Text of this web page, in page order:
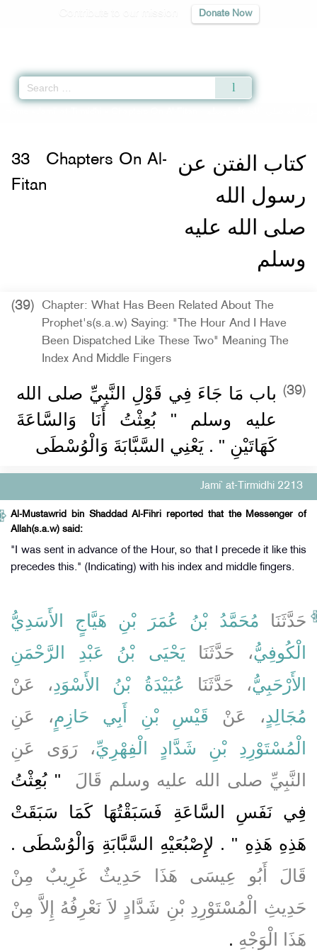
Donate Now
كتاب الفتن عن
رسول الله
صلى الله عليه
وسلم
33
Chapters On Al-
Fitan
(39)
Chapter: What Has Been Related About The
Prophet's(s.a.w) Saying: "The Hour And I Have
Been Dispatched Like These Two" Meaning The
Index And Middle Fingers
(39)
باب مَا جَاءَ فِي قَوْلِ النَّبِيِّ صلى الله
عليه وسلم ‏"‏ بُعِثْتُ أَنَا وَالسَّاعَةَ
كَهَاتَيْنِ ‏"‏ ‏.‏ يَعْنِي السَّبَّابَةَ وَالْوُسْطَى
Jami` at-Tirmidhi 2213
Al-Mustawrid bin Shaddad Al-Fihri reported that the Messenger of
Allah(s.a.w) said:
"I was sent in advance of the Hour, so that I precede it like this
precedes this." (Indicating) with his index and middle fingers.
حَدَّثَنَا مُحَمَّدُ بْنُ عُمَرَ بْنِ هَيَّاجٍ الأَسَدِيُّ
الْكُوفِيُّ، حَدَّثَنَايَحْيَى بْنُ عَبْدِ الرَّحْمَنِ
الأَرْحَبِيُّ، حَدَّثَنَا عُبَيْدَةُ بْنُ الأَسْوَدِ، عَنْ
مُجَالِدٍ، عَنْ قَيْسِ بْنِ أَبِي حَازِمٍ، عَنِ
الْمُسْتَوْرِدِ بْنِ شَدَّادٍ الْفِهْرِيِّ، رَوَى عَنِ
النَّبِيِّ صلى الله عليه وسلم قَالَ ‏
"‏ بُعِثْتُ
فِي نَفَسِ السَّاعَةِ فَسَبَقْتُهَا كَمَا سَبَقَتْ
هَذِهِ هَذِهِ ‏"‏ ‏.‏ لإِصْبُعَيْهِ السَّبَّابَةِ وَالْوُسْطَى ‏.‏
قَالَ أَبُو عِيسَى هَذَا حَدِيثٌ غَرِيبٌ مِنْ
حَدِيثِ الْمُسْتَوْرِدِ بْنِ شَدَّادٍ لاَ نَعْرِفُهُ إِلاَّ مِنْ
هَذَا الْوَجْهِ ‏.‏